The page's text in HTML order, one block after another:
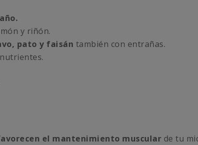
y riñón.
pato y faisán también con entrañas.
el mantenimiento muscular de tu